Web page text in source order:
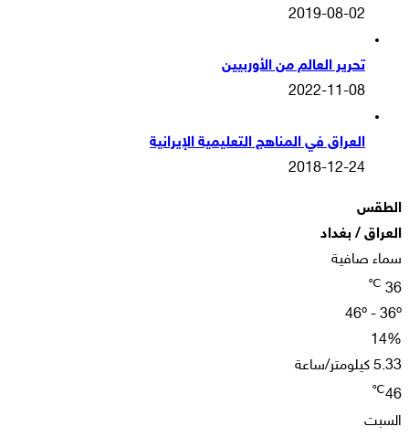
2019-08-02
تحرير العالم من الأوربيين
2022-11-08
العراق في المناهج التعليمية الإيرانية
2018-12-24
الطقس
العراق / بغداد
سماء صافية
36
℃
46º - 36º
14%
5.33 كيلومتر/ساعة
46
℃
السبت